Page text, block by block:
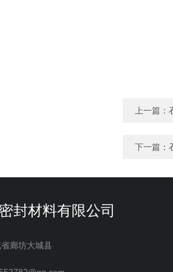
上一篇：
下一篇：
封材料有限公司
廊坊大城县